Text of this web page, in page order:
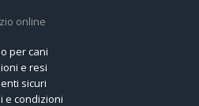
online
per cani
e resi
sicuri
e condizioni